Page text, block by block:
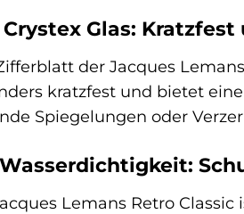
Crystex Glas: Kratzfest
der Jacques
kratzfest und bietet
Spiegelungen oder
Lemans Retro Classic